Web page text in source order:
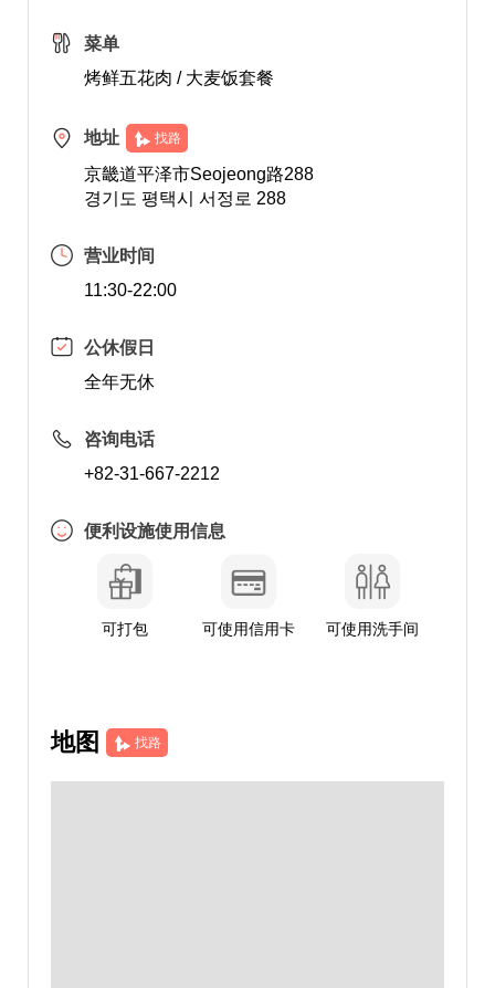
菜单
烤鲜五花肉 / 大麦饭套餐
地址 找路
京畿道平泽市Seojeong路288
경기도 평택시 서정로 288
营业时间
11:30-22:00
公休假日
全年无休
咨询电话
+82-31-667-2212
便利设施使用信息
可打包 可使用信用卡 可使用洗手间
地图 找路